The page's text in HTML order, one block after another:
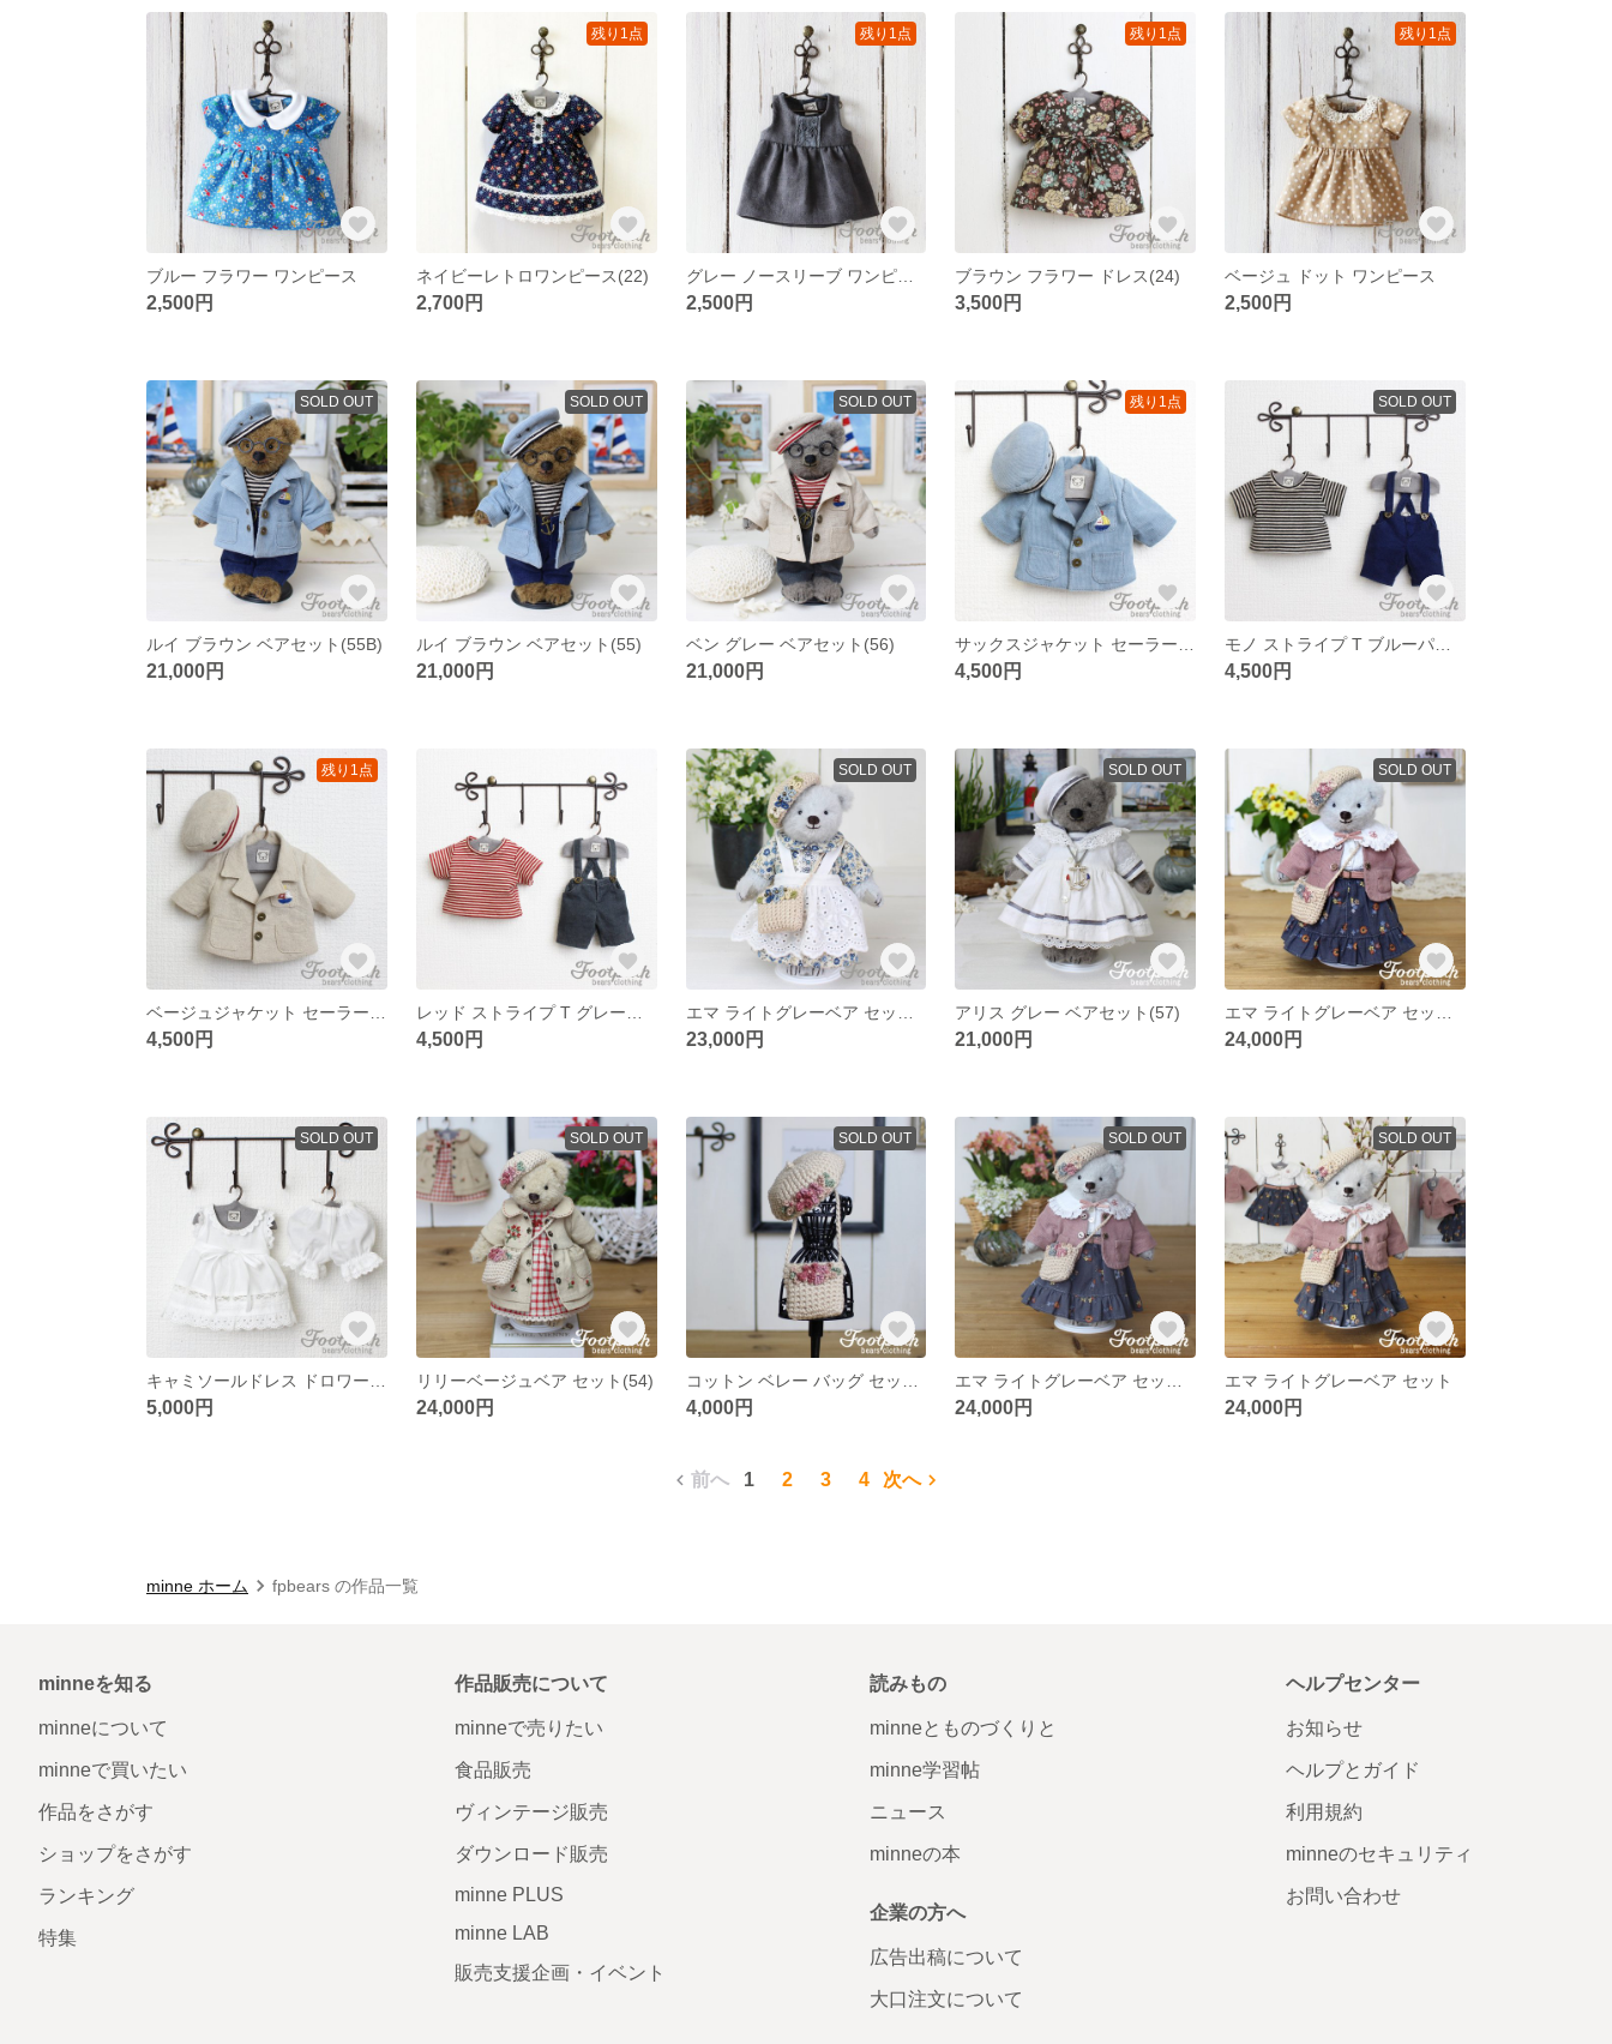
ブルー フラワー ワンピース
2,500円
残り1点
ネイビーレトロワンピース(22)
2,700円
残り1点
グレー ノースリーブ ワンピース
2,500円
残り1点
ブラウン フラワー ドレス(24)
3,500円
残り1点
ベージュ ドット ワンピース
2,500円
SOLD OUT
ルイ ブラウン ベアセット(55B)
21,000円
SOLD OUT
ルイ ブラウン ベアセット(55)
21,000円
SOLD OUT
ベン グレー ベアセット(56)
21,000円
残り1点
4,500円
SOLD OUT
4,500円
残り1点
4,500円 4,500円
SOLD OUT
23,000円
SOLD OUT
アリス グレー ベアセット(57)
21,000円
SOLD OUT
24,000円
SOLD OUT
5,000円
SOLD OUT
リリーベージュベア セット(54)
24,000円
SOLD OUT
4,000円
SOLD OUT
24,000円
SOLD OUT
エマ ライトグレーベア セット
24,000円
前へ 1 2 3 4 次へ
minne ホーム fpbears の作品一覧
minneを知る
minneについて
minneで買いたい
作品をさがす
ショップをさがす
ランキング
特集
作品販売について
minneで売りたい
食品販売
ヴィンテージ販売
ダウンロード販売
minne PLUS
minne LAB
販売支援企画・イベント
読みもの
minneとものづくりと
minne学習帖
ニュース
minneの本
企業の方へ
広告出稿について
大口注文について
ヘルプセンター
お知らせ
ヘルプとガイド
利用規約
minneのセキュリティ
お問い合わせ